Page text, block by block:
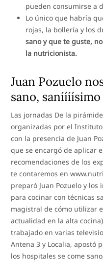
pueden consumirse a
Lo único que habría
rojas, la bollería y los
sano y que te guste,
la nutricionista.
Juan Pozuelo
sano, saníííísimo
Las jornadas De la
organizadas por el Instituto
con la presencia de Juan
que se encargó de aplicar
recomendaciones de los
te contaremos en
preparó Juan Pozuelo y
para cocinar con técnicas
magistral de cómo utilizar
actualidad en la alta
trabajado en varias
Antena 3 y Localia, apostó
los hospitales se come